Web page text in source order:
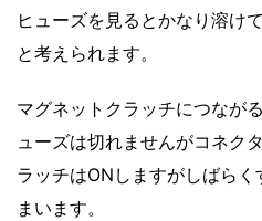
ヒューズを見るとかなり溶け
と考えられます。
マグネットクラッチにつなが
ューズは切れませんがコネク
ラッチはONしますがしばら
まいます。